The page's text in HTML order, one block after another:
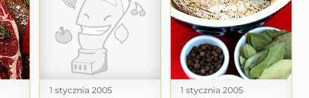
1 stycznia 2005
1 stycznia 2005